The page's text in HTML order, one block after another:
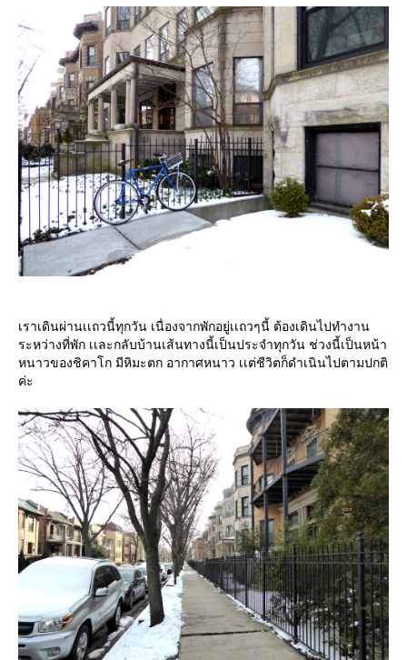
เราเดินผ่านเเถวนี้ทุกวัน เนื่องจากพักอยู่เเถวๆนี้ ต้องเดินไปทำงาน
ระหว่างที่พัก เเละกลับบ้านเส้นทางนี้เป็นประจำทุกวัน ช่วงนี้เป็นหน้า
หนาวของชิคาโก มีหิมะตก อากาศหนาว เเต่ชีวิตก็ดำเนินไปตามปกติ
ค่ะ